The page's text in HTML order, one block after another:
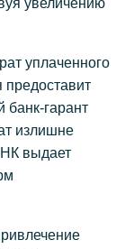
увеличению
уплаченного
банк-гарант
излишне
выдает